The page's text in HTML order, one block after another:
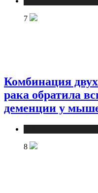
7
Комбинация
рака обратила
деменции у
8